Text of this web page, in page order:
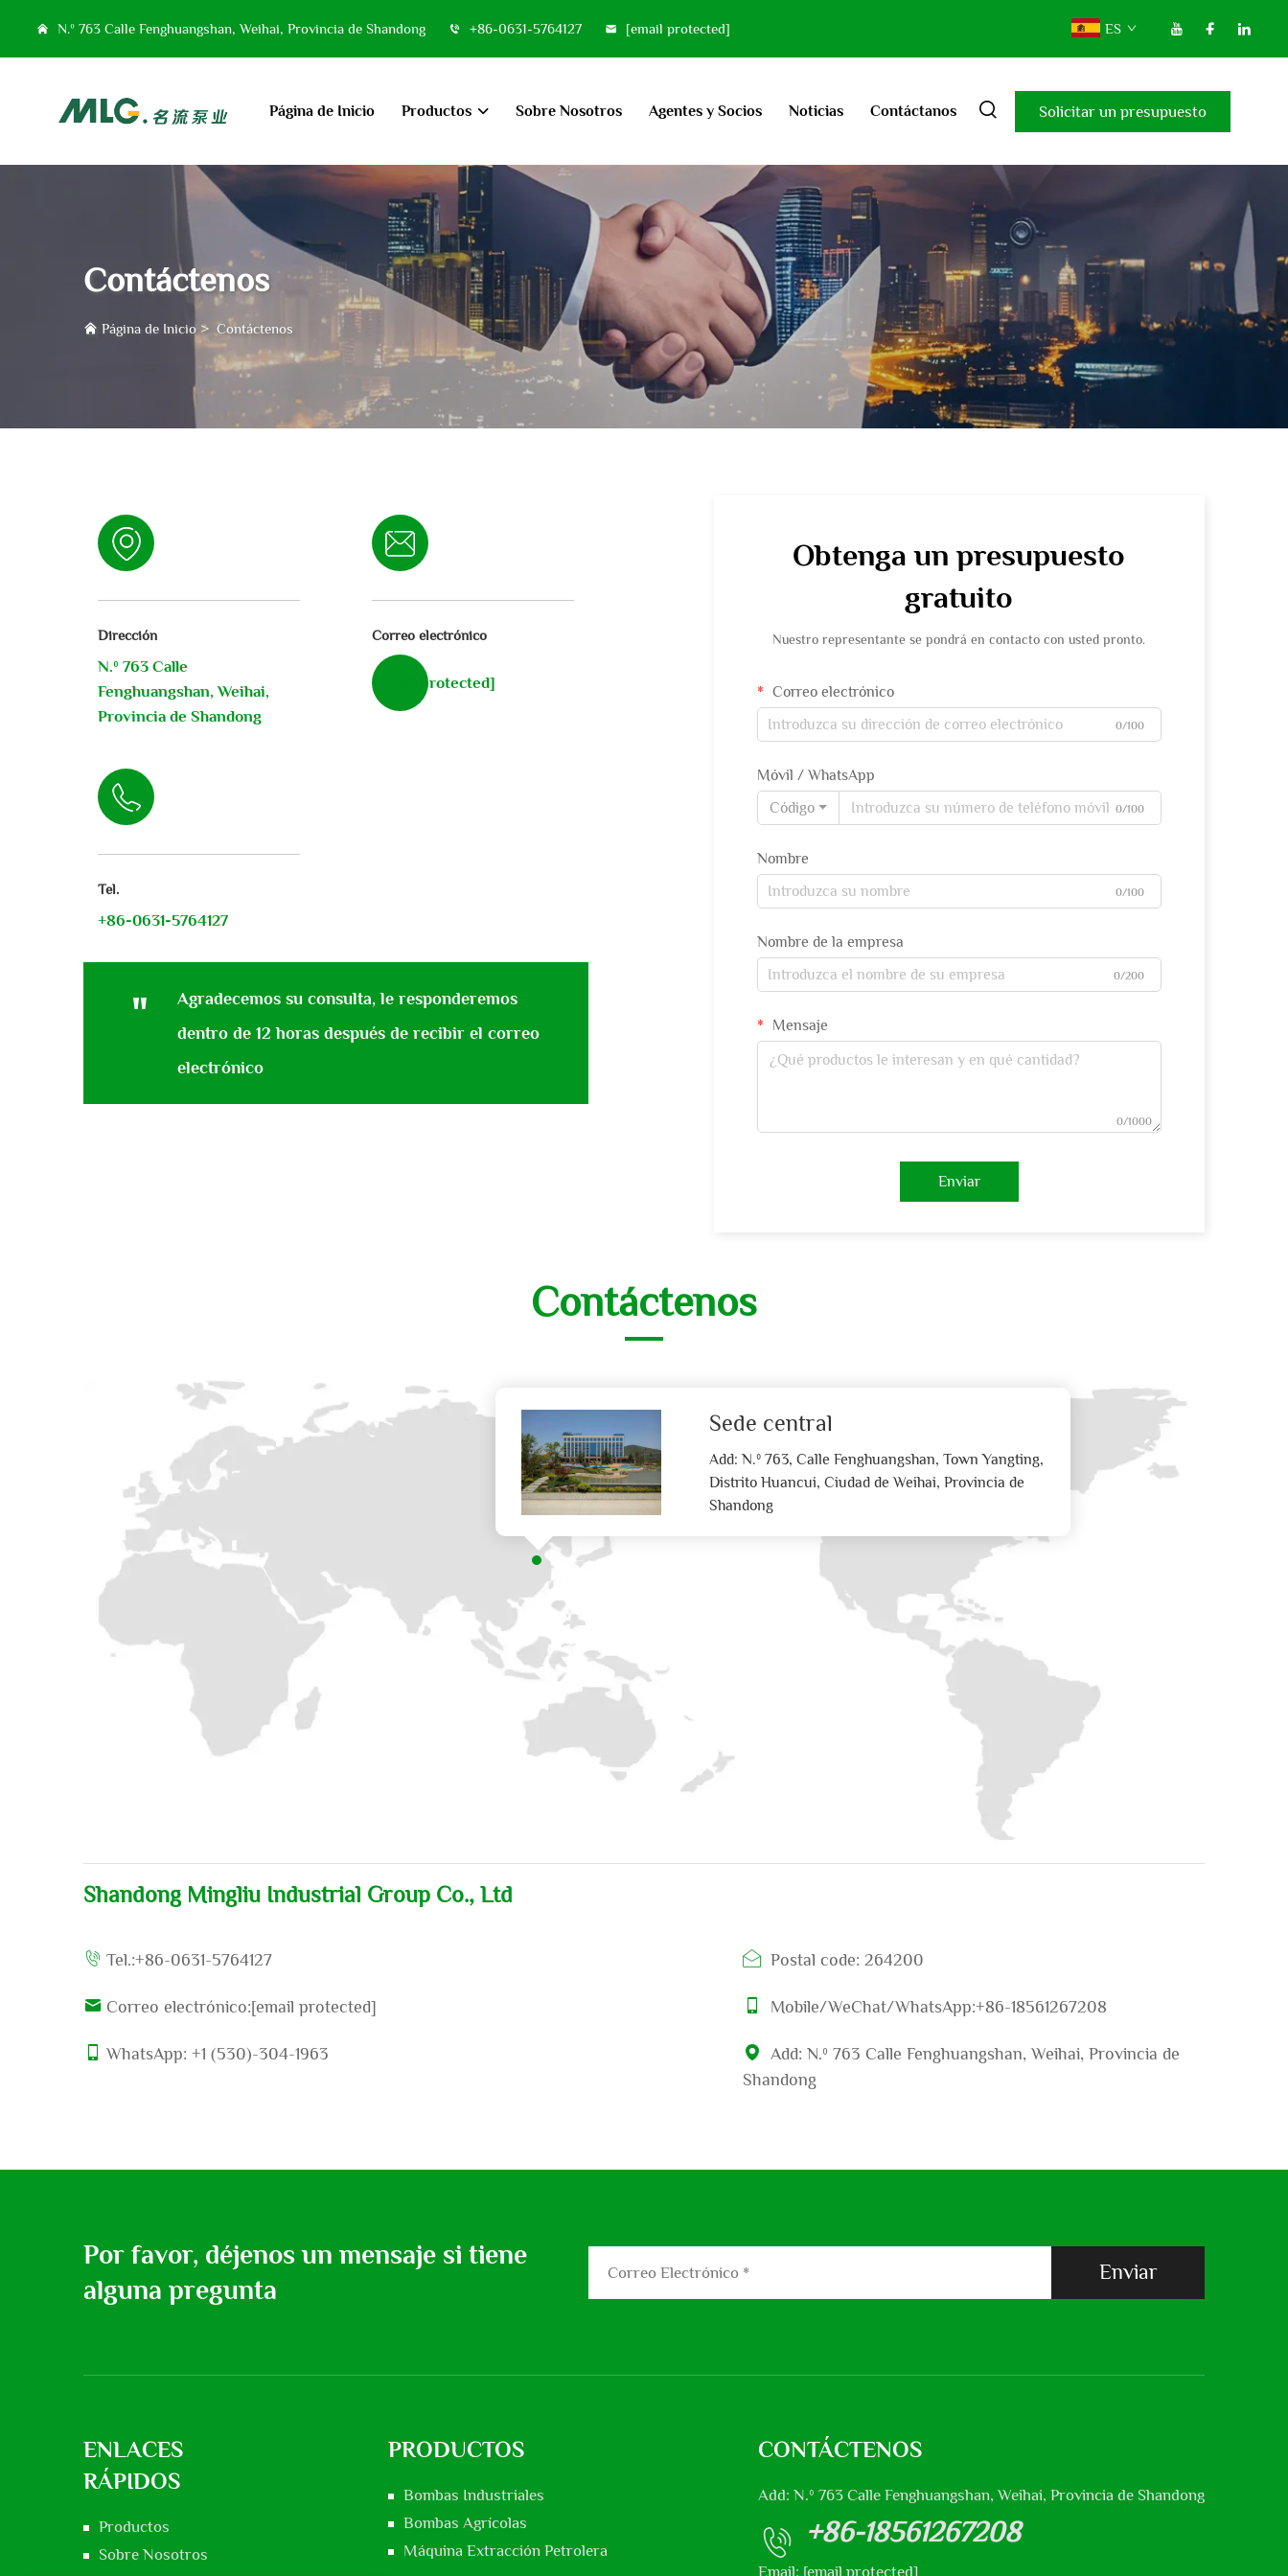
N.º 763 Calle Fenghuangshan, Weihai, Provincia de Shandong +86-0631-5764127 [email protected] ES
Página de Inicio Productos Sobre Nosotros Agentes y Socios Noticias Contáctanos Solicitar un presupuesto
Contáctenos
Página de Inicio > Contáctenos
Dirección
N.º 763 Calle
Fenghuangshan, Weihai,
Provincia de Shandong
Correo electrónico
[email protected]
Tel.
+86-0631-5764127
"
Agradecemos su consulta, le responderemos
dentro de 12 horas después de recibir el correo
electrónico
Obtenga un presupuesto
gratuito
Nuestro representante se pondrá en contacto con usted pronto.
Correo electrónico
0/100
Móvil / WhatsApp
Código
0/100
Nombre
0/100
Nombre de la empresa
0/200
Mensaje
0/1000
Enviar
Contáctenos
Sede central
Add: N.º 763, Calle Fenghuangshan, Town Yangting,
Distrito Huancui, Ciudad de Weihai, Provincia de
Shandong
Shandong Mingliu Industrial Group Co., Ltd
Tel.:+86-0631-5764127 Postal code: 264200
Correo electrónico:[email protected] Mobile/WeChat/WhatsApp:+86-18561267208
WhatsApp: +1 (530)-304-1963
Add: N.º 763 Calle Fenghuangshan, Weihai, Provincia de
Shandong
Por favor, déjenos un mensaje si tiene
alguna pregunta
Enviar
ENLACES
RÁPIDOS
Productos
Sobre Nosotros
PRODUCTOS
Bombas Industriales
Bombas Agrícolas
Máquina Extracción Petrolera
CONTÁCTENOS
Add: N.º 763 Calle Fenghuangshan, Weihai, Provincia de Shandong
+86-18561267208
Email: [email protected]